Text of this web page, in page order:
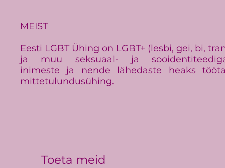
Eestis
MEIST
Eesti LGBT Ühing on LGBT+ (lesbi, gei, bi,
ja muu seksuaal- ja
inimeste ja nende lähedaste heaks
mittetulundusühing.
Toeta meid